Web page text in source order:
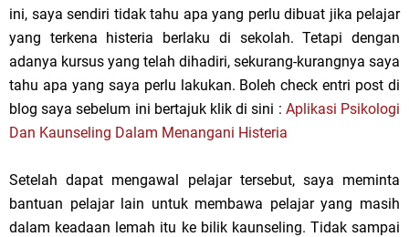
ini, saya sendiri tidak tahu apa yang perlu dibuat jika pelajar
yang terkena histeria berlaku di sekolah. Tetapi dengan
adanya kursus yang telah dihadiri, sekurang-kurangnya saya
tahu apa yang saya perlu lakukan. Boleh check entri post di
blog saya sebelum ini bertajuk klik di sini : Aplikasi Psikologi
Dan Kaunseling Dalam Menangani Histeria
Setelah dapat mengawal pelajar tersebut, saya meminta
bantuan pelajar lain untuk membawa pelajar yang masih
dalam keadaan lemah itu ke bilik kaunseling. Tidak sampai